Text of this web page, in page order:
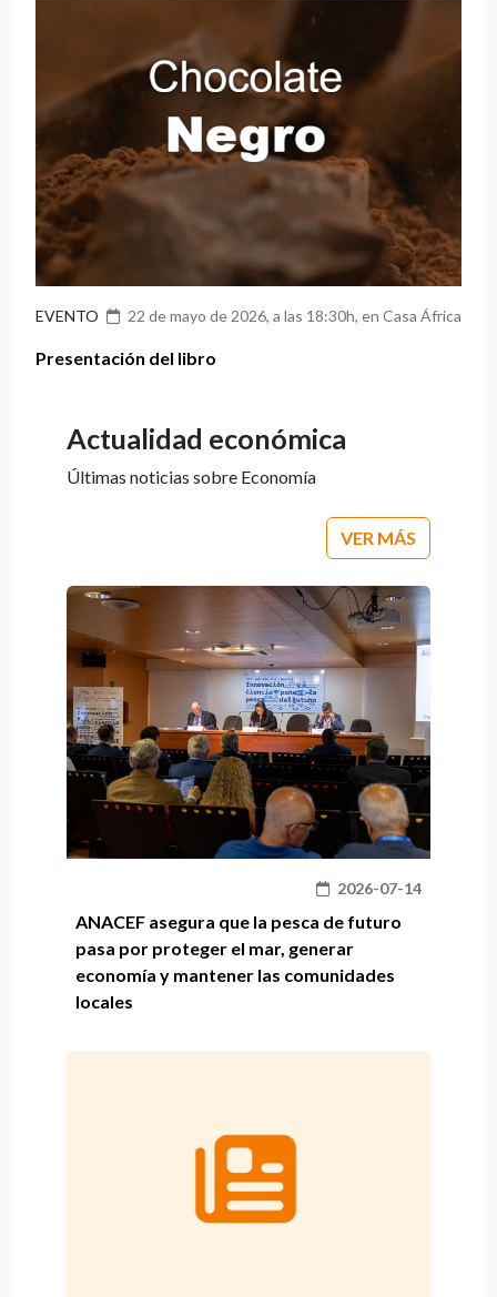
EVENTO 22 de mayo de 2026, a las 18:30h, en Casa África
Presentación del libro
Actualidad económica
Últimas noticias sobre Economía
VER MÁS
2026-07-14
ANACEF asegura que la pesca de futuro
pasa por proteger el mar, generar
economía y mantener las comunidades
locales